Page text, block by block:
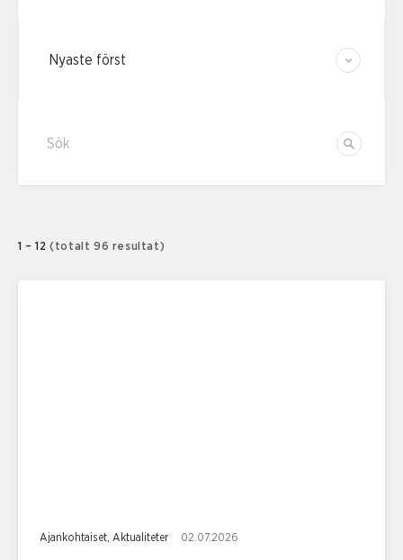
Sök
1 – 12 (totalt 96 resultat)
Ajankohtaiset, Aktualiteter 02.07.2026